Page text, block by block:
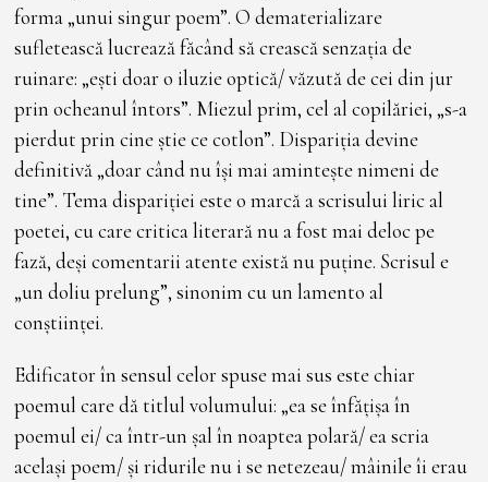
forma „unui singur poem”. O dematerializare
sufletească lucrează făcând să crească senzația de
ruinare: „ești doar o iluzie optică/ văzută de cei din jur
prin ocheanul întors”. Miezul prim, cel al copilăriei, „s-a
pierdut prin cine știe ce cotlon”. Dispariția devine
definitivă „doar când nu își mai amintește nimeni de
tine”. Tema dispariției este o marcă a scrisului liric al
poetei, cu care critica literară nu a fost mai deloc pe
fază, deși comentarii atente există nu puține. Scrisul e
„un doliu prelung”, sinonim cu un lamento al
conștiinței.
Edificator în sensul celor spuse mai sus este chiar
poemul care dă titlul volumului: „ea se înfățișa în
poemul ei/ ca într-un șal în noaptea polară/ ea scria
același poem/ și ridurile nu i se netezeau/ mâinile îi erau